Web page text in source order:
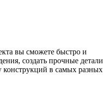
вы сможете быстро и
создать прочные детали
в самых разных